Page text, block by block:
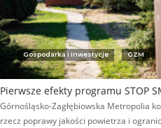
Gospodarka i Inwestycje GZM
Pierwsze efekty programu STOP
Górnośląsko-Zagłębiowska Metropolia
rzecz poprawy jakości powietrza i